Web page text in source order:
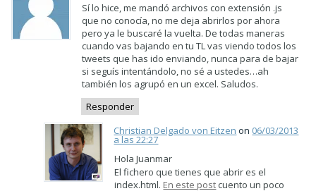
Sí lo hice, me mandó archivos con extensión .js
que no conocía, no me deja abrirlos por ahora
pero ya le buscaré la vuelta. De todas maneras
cuando vas bajando en tu TL vas viendo todos los
tweets que has ido enviando, nunca para de bajar
si seguís intentándolo, no sé a ustedes…ah
también los agrupó en un excel. Saludos.
Responder
Christian Delgado von Eitzen on 06/03/2013
a las 22:27
Hola Juanmar
El fichero que tienes que abrir es el
index.html. En este post cuento un poco